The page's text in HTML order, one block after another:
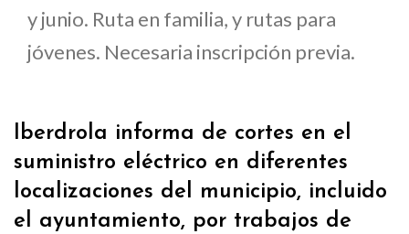
y junio. Ruta en familia, y rutas para
jóvenes. Necesaria inscripción previa.
Iberdrola informa de cortes en el
suministro eléctrico en diferentes
localizaciones del municipio, incluido
el ayuntamiento, por trabajos de